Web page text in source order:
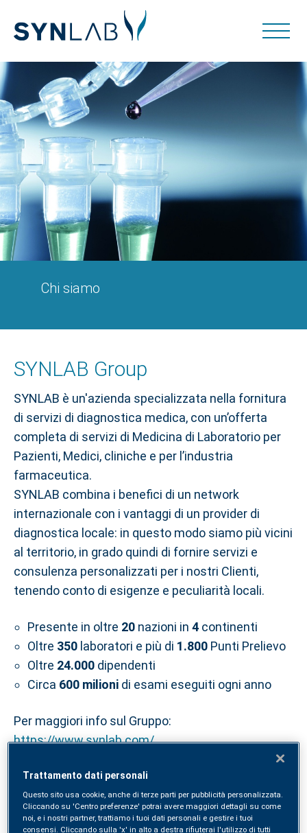
Chi siamo
SYNLAB Group
SYNLAB è un'azienda specializzata nella fornitura
di servizi di diagnostica medica, con un’offerta
completa di servizi di Medicina di Laboratorio per
Pazienti, Medici, cliniche e per l’industria
farmaceutica.
SYNLAB combina i benefici di un network
internazionale con i vantaggi di un provider di
diagnostica locale: in questo modo siamo più vicini
al territorio, in grado quindi di fornire servizi e
consulenza personalizzati per i nostri Clienti,
tenendo conto di esigenze e peculiarità locali.
Presente in oltre 20 nazioni in 4 continenti
Oltre 350 laboratori e più di 1.800 Punti Prelievo
Oltre 24.000 dipendenti
Circa 600 milioni di esami eseguiti ogni anno
Per maggiori info sul Gruppo:
https://www.synlab.com/
SYNLAB Italia
SYNLAB Italia è un network nazionale di Punti
Prelievo e Centri Polidiagnostici di eccellenza per
Trattamento dati personali
Questo sito usa cookie, anche di terze parti per pubblicità personalizzata.
Cliccando su 'Centro preferenze' potrai avere maggiori dettagli su come
noi, e i nostri partner, trattiamo i tuoi dati personali e gestire i tuoi
consensi. Cliccando sulla 'x' in alto a destra rifiuterai l'utilizzo di tutti